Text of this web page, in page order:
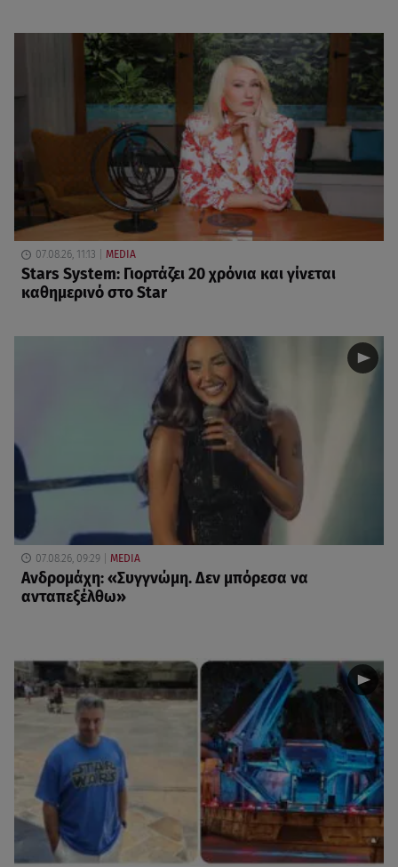
07.08.26, 11:13 MEDIA
Stars System: Γιορτάζει 20 χρόνια και γίνεται
καθημερινό στο Star
07.08.26, 09:29 MEDIA
Ανδρομάχη: «Συγγνώμη. Δεν μπόρεσα να
ανταπεξέλθω»